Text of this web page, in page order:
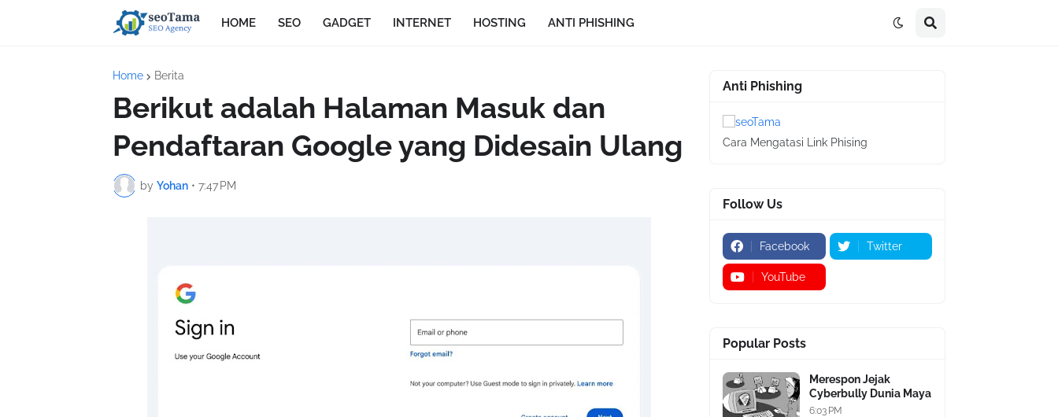
HOME SEO GADGET INTERNET HOSTING ANTI PHISHING
Home Berita
Berikut adalah Halaman Masuk dan
Pendaftaran Google yang Didesain Ulang
by Yohan • 7:47 PM
Anti Phishing
Cara Mengatasi Link Phising
Follow Us
Facebook Twitter
YouTube
Popular Posts
Merespon Jejak
Cyberbully Dunia Maya
6:03 PM